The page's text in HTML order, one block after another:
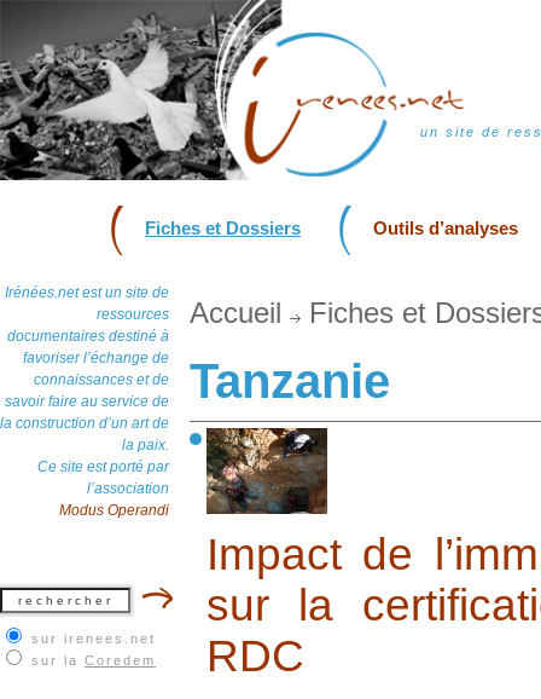
un site de
Fiches et Dossiers Outils d’analyses
Irénées.net est un site de
ressources
documentaires destiné à
favoriser l’échange de
connaissances et de
savoir faire au service de
la construction d’un art de
la paix.
Ce site est porté par
l’association
Modus Operandi
sur irenees.net
sur la Coredem
Accueil Fiches et
Tanzanie
Impact de
sur la
RDC